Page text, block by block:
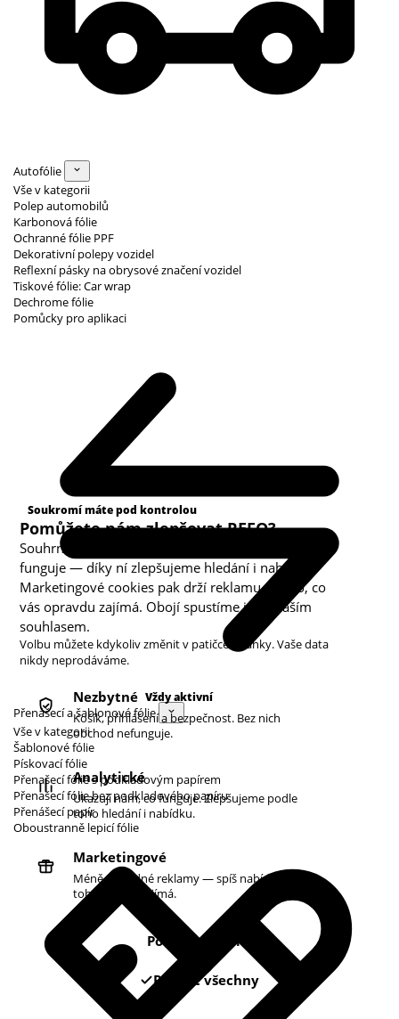
Autofólie
Vše v kategorii
Polep automobilů
Karbonová fólie
Ochranné fólie PPF
Dekorativní polepy vozidel
Reflexní pásky na obrysové značení vozidel
Tiskové fólie: Car wrap
Dechrome fólie
Pomůcky pro aplikaci
Přenášecí a šablonové fólie
Vše v kategorii
Šablonové fólie
Pískovací fólie
Přenašecí fólie s podkladovým papírem
Přenašecí fólie bez podkladového papíru
Přenášecí papír
Oboustranně lepicí fólie
Soukromí máte pod kontrolou
Pomůžete nám zlepšovat REFO?
Souhrnná analytika nám ukazuje, co v obchodě
funguje — díky ní zlepšujeme hledání i nabídku.
Marketingové cookies pak drží reklamu u toho, co
vás opravdu zajímá. Obojí spustíme jen s vaším
souhlasem.
Volbu můžete kdykoliv změnit v patičce stránky. Vaše data
nikdy neprodáváme.
Kategorie cookies
Nezbytné Vždy aktivní
Košík, přihlášení a bezpečnost. Bez nich
obchod nefunguje.
Analytické
Ukazují nám, co funguje. Zlepšujeme podle
toho hledání i nabídku.
Marketingové
Méně náhodné reklamy — spíš nabídky podle
toho, co vás zajímá.
Pouze nezbytné
Povolit všechny